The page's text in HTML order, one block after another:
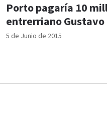
5 de Junio de 2015
Porto pagaría 10
entrerriano Gustavo